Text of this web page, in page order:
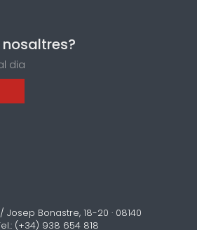
dia
Josep Bonastre, 18-20 · 08140
(+34) 938 654 818